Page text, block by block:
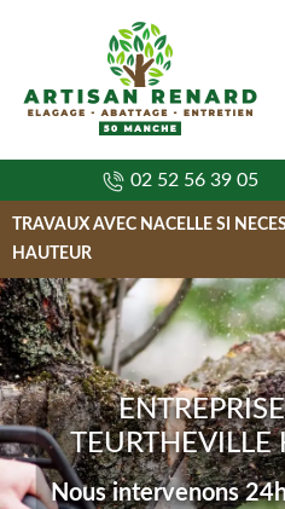
02 52 56 39 05
TRAVAUX AVEC NACELLE SI
HAUTEUR
Nous intervenons